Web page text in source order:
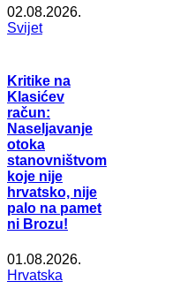
02.08.2026.
Svijet
Kritike na
Klasićev
račun:
Naseljavanje
otoka
stanovništvom
koje nije
hrvatsko, nije
palo na pamet
ni Brozu!
01.08.2026.
Hrvatska